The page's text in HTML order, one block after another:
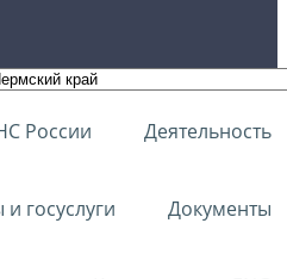
России Деятельность
госуслуги Документы